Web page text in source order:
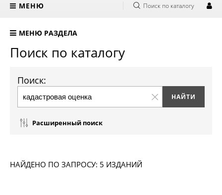
МЕНЮ Поиск по каталогу
МЕНЮ РАЗДЕЛА
Поиск по каталогу
Поиск:
Расширенный поиск
НАЙДЕНО ПО ЗАПРОСУ: 5 ИЗДАНИЙ